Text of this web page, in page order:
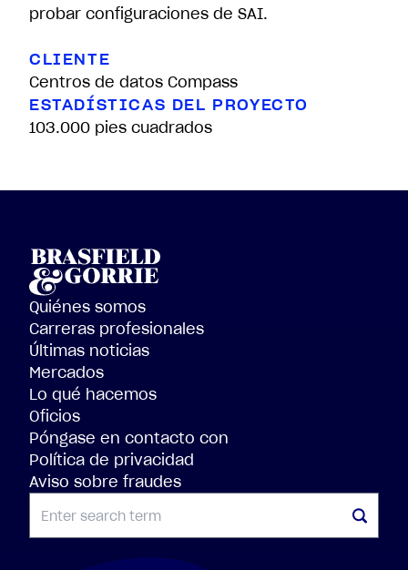
probar configuraciones de SAI.
CLIENTE
Centros de datos Compass
ESTADÍSTICAS DEL PROYECTO
103.000 pies cuadrados
Quiénes somos
Carreras profesionales
Últimas noticias
Mercados
Lo qué hacemos
Oficios
Póngase en contacto con
Política de privacidad
Aviso sobre fraudes